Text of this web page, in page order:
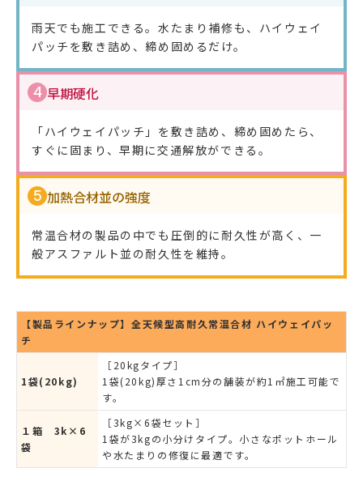
雨天でも施工できる。水たまり補修も、ハイウェイ
パッチを敷き詰め、締め固めるだけ。
4 早期硬化
「ハイウェイパッチ」を敷き詰め、締め固めたら、
すぐに固まり、早期に交通解放ができる。
5 加熱合材並の強度
常温合材の製品の中でも圧倒的に耐久性が高く、一
般アスファルト並の耐久性を維持。
【製品ラインナップ】全天候型高耐久常温合材 ハイウェイパッ
チ
1袋(20kg)
［20kgタイプ］
1袋(20kg)厚さ1cm分の舗装が約1㎡施工可能で
す。
１箱 3k×6
袋
［3kg×6袋セット］
1袋が3kgの小分けタイプ。小さなポットホール
や水たまりの修復に最適です。